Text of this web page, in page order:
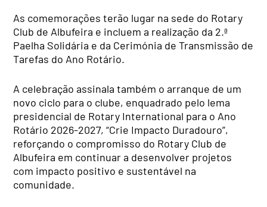
As comemorações terão lugar na sede do Rotary
Club de Albufeira e incluem a realização da 2.ª
Paelha Solidária e da Cerimónia de Transmissão de
Tarefas do Ano Rotário.
A celebração assinala também o arranque de um
novo ciclo para o clube, enquadrado pelo lema
presidencial de Rotary International para o Ano
Rotário 2026-2027, “Crie Impacto Duradouro”,
reforçando o compromisso do Rotary Club de
Albufeira em continuar a desenvolver projetos
com impacto positivo e sustentável na
comunidade.